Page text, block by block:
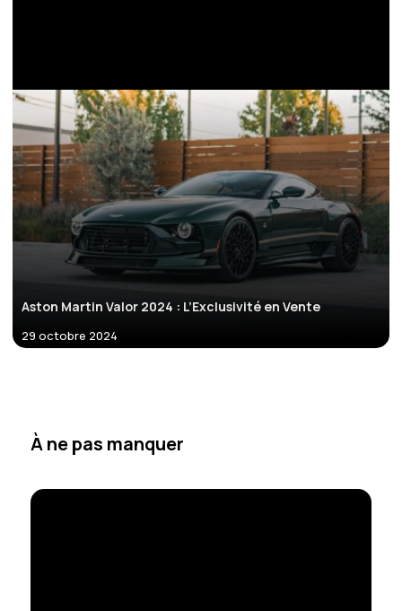
Aston Martin Valor 2024 : L’Exclusivité en Vente
29 octobre 2024
À ne pas manquer